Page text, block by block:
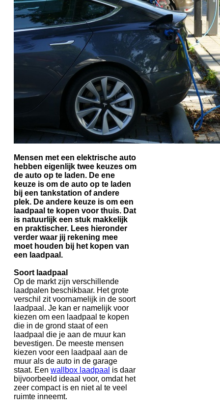
Mensen met een elektrische auto
hebben eigenlijk twee keuzes om
de auto op te laden. De ene
keuze is om de auto op te laden
bij een tankstation of andere
plek. De andere keuze is om een
laadpaal te kopen voor thuis. Dat
is natuurlijk een stuk makkelijk
en praktischer. Lees hieronder
verder waar jij rekening mee
moet houden bij het kopen van
een laadpaal.
Soort laadpaal
Op de markt zijn verschillende
laadpalen beschikbaar. Het grote
verschil zit voornamelijk in de soort
laadpaal. Je kan er namelijk voor
kiezen om een laadpaal te kopen
die in de grond staat of een
laadpaal die je aan de muur kan
bevestigen. De meeste mensen
kiezen voor een laadpaal aan de
muur als de auto in de garage
staat. Een wallbox laadpaal is daar
bijvoorbeeld ideaal voor, omdat het
zeer compact is en niet al te veel
ruimte inneemt.